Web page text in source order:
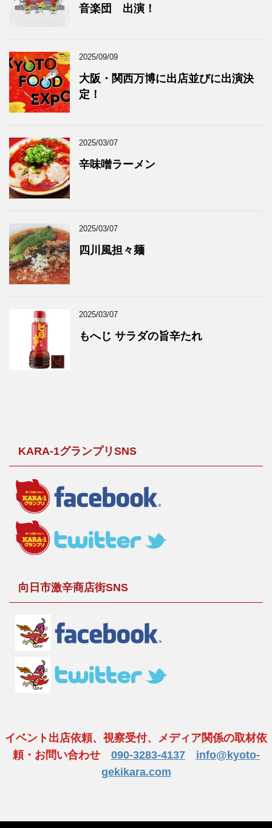
音楽団 出演！
2025/09/09
大阪・関西万博に出店並びに出演決
定！
2025/03/07
辛味噌ラーメン
2025/03/07
四川風担々麺
2025/03/07
もへじ サラダの旨辛たれ
KARA-1グランプリSNS
向日市激辛商店街SNS
イベント出店依頼、視察受付、メディア関係の取材依
頼・お問い合わせ 090-3283-4137
info@kyoto-
gekikara.com